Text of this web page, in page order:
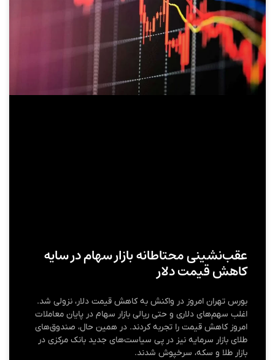
عقب‌نشینی محتاطانه بازار سهام در سایه
کاهش قیمت دلار
بورس تهران امروز در واکنش به کاهش قیمت دلار، نزولی شد.
اغلب سهم‌های دلاری و حتی ریالی بازار سهام در پایان معاملات
امروز کاهش قیمت را تجربه کردند. در همین حال، صندوق‌های
طلای بازار سرمایه نیز در پی سیاست‌های جدید بانک مرکزی در
بازار طلا و سکه، سرخپوش شدند.